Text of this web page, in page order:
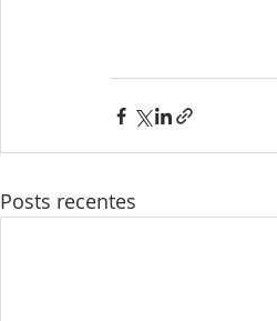
Posts recentes